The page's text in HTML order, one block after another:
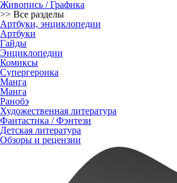
Живопись / Графика
>> Все разделы
Артбуки, энциклопедии
Артбуки
Гайды
Энциклопедии
Комиксы
Супергероика
Манга
Манга
Ранобэ
Художественная литература
Фантастика / Фэнтези
Детская литература
Обзоры и рецензии